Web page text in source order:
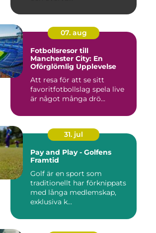
07. aug
Fotbollsresor till
Manchester City: En
Oförglömlig Upplevelse
Att resa för att se sitt
favoritfotbollslag spela live
är något många drö...
31. jul
Pay and Play - Golfens
Framtid
Golf är en sport som
traditionellt har förknippats
med långa medlemskap,
exklusiva k...